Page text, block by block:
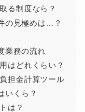
る制度なら？
の見極めは…？
業務の流れ
はどれくらい？
担金計算ツール
いくら？
は？